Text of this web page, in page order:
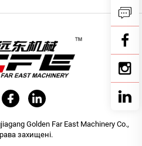
Golden Far East Machinery Co.,
захищені.